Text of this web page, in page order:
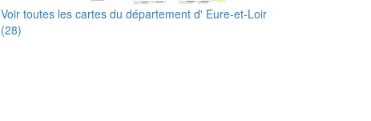
Voir toutes les cartes du département d' Eure-et-Loir
(28)